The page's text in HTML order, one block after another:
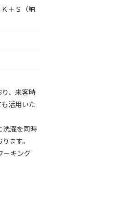
＋Ｓ（納
、来客時
活用いた
洗濯を同時
ます。
ーキング